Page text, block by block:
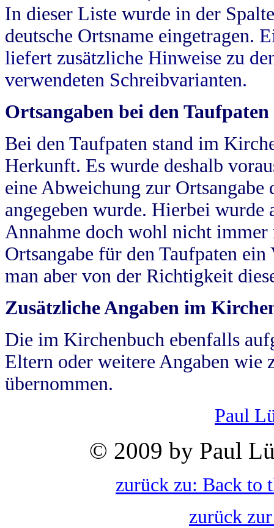
In dieser Liste wurde in der
deutsche Ortsname eingetragen.
liefert zusätzliche Hinweise zu
verwendeten Schreibvarianten.
Ortsangaben bei den Taufpaten
Bei den Taufpaten stand im
Herkunft. Es wurde deshalb
eine Abweichung zur
angegeben wurde. Hierbei wurde
Annahme doch wohl nicht
Ortsangabe für den Taufpaten
man aber von der Richtigkeit
Zusätzliche Angaben im
Die im Kirchenbuch ebenfalls
Eltern oder weitere Angaben wie
übernommen.
Paul
© 2009 by Paul
zurück zu: Back to
zurück